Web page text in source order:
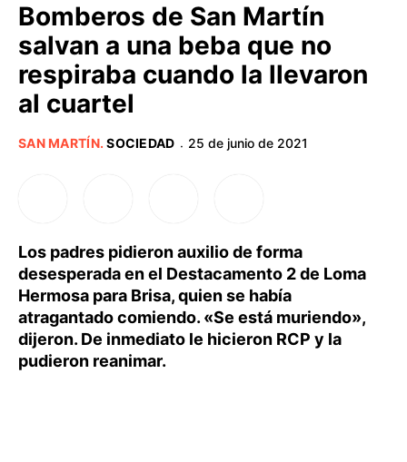
BUENOS AIRES
PROVINCIAS
Bomberos de San Martín
salvan a una beba que no
respiraba cuando la llevaron
al cuartel
SAN MARTÍN.SOCIEDAD · 25 de junio de 2021
Los padres pidieron auxilio de forma
desesperada en el Destacamento 2 de Loma
Hermosa para Brisa, quien se había
atragantado comiendo. «Se está muriendo»,
dijeron. De inmediato le hicieron RCP y la
pudieron reanimar.